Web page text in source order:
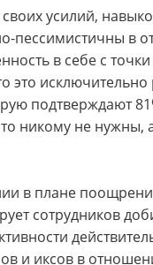
усилий,
пессимистичны в
в себе с
это
подтверждают
никому не нужны,
в плане
сотрудников
и иксов в